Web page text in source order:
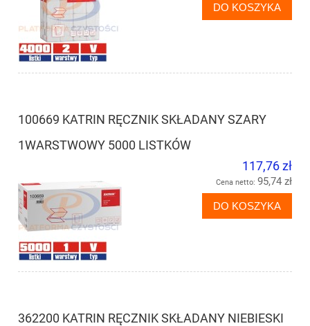
DO KOSZYKA
100669 KATRIN RĘCZNIK SKŁADANY SZARY
1WARSTWOWY 5000 LISTKÓW
117,76 zł
Cena netto: 95,74 zł
DO KOSZYKA
362200 KATRIN RĘCZNIK SKŁADANY NIEBIESKI